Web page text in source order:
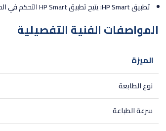
تطبيق HP Smart:
يتيح تطبيق HP Smart التحكم في الطابعة من الهاتف الذكي أو الجهاز اللوحي.
المواصفات الفنية التفصيلية
الميزة
نوع الطابعة
سرعة الطباعة